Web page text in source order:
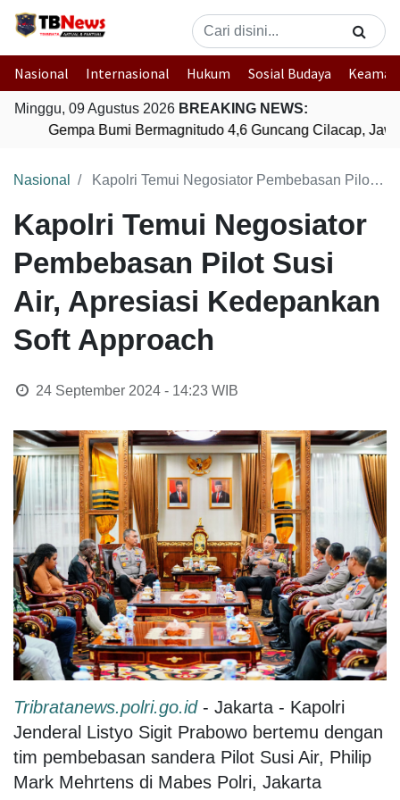
Nasional Internasional Hukum Sosial Budaya
Minggu, 09 Agustus 2026 BREAKING NEWS:
Gempa Bumi Bermagnitudo 4,6 Guncang Cilacap, Jawa
Nasional Kapolri Temui Negosiator Pembebasan Pilot Susi Air, Apresiasi Kedepankan Soft Approach
Kapolri Temui Negosiator
Pembebasan Pilot Susi
Air, Apresiasi Kedepankan
Soft Approach
24 September 2024 - 14:23WIB
Tribratanews.polri.go.id- Jakarta - Kapolri
Jenderal Listyo Sigit Prabowo bertemu dengan
tim pembebasan sandera Pilot Susi Air, Philip
Mark Mehrtens di Mabes Polri, Jakarta